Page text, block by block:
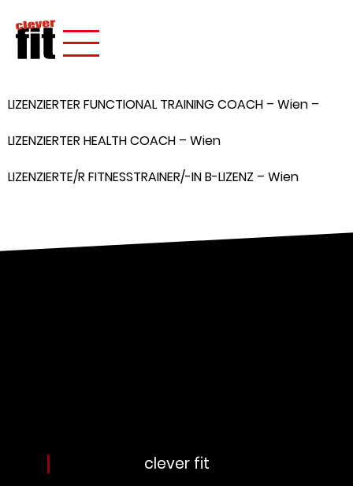
LIZENZIERTER FUNCTIONAL TRAINING COACH – Wien –
LIZENZIERTER HEALTH COACH – Wien
LIZENZIERTE/R FITNESSTRAINER/-IN B-LIZENZ – Wien
clever fit